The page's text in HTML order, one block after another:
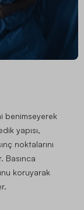
benimseyerek
yapısı,
noktalarını
Basınca
koruyarak